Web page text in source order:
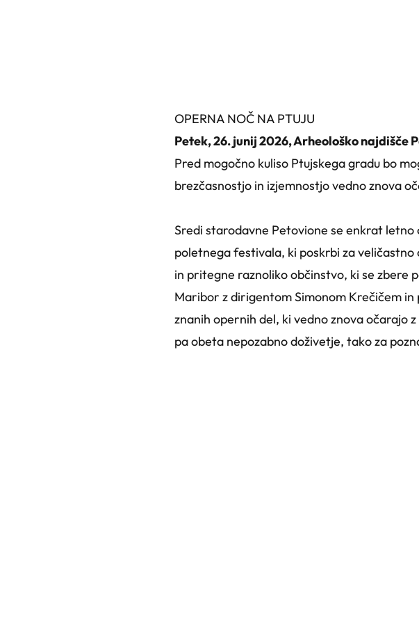
OPERNA NOČ NA PTUJU
Petek, 26. junij 2026, Arheološko najdišče
Pred mogočno kuliso Ptujskega gradu bo
brezčasnostjo in izjemnostjo vedno znova
Sredi starodavne Petovione se enkrat
poletnega festivala, ki poskrbi za
in pritegne raznoliko občinstvo, ki se zbere
Maribor z dirigentom Simonom Krečičem
znanih opernih del, ki vedno znova očarajo
pa obeta nepozabno doživetje, tako za